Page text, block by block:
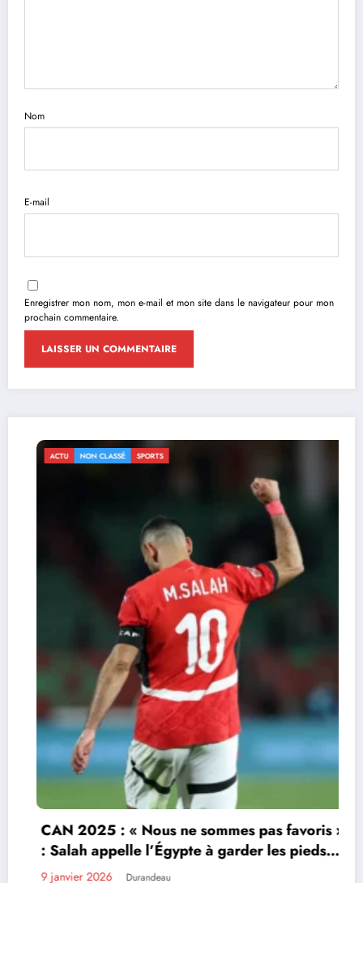
Nom
E-mail
Enregistrer mon nom, mon e-mail et mon site dans le navigateur pour mon
prochain commentaire.
ACTU NON CLASSÉ
CAN 2025 : le Sénégal renverse le
(3-1) et file en quarts
3 janvier 2026 Durandeau
Tourisme
TV
Contactez nous
Site conçu par EcofinanceCI | Powered BySpiceThemes